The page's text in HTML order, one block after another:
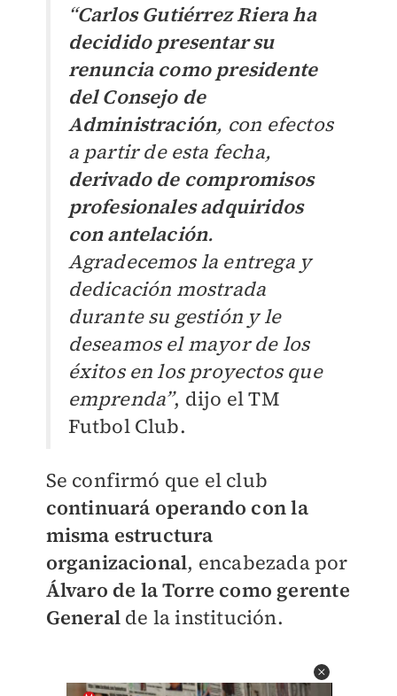
“Carlos Gutiérrez Riera ha
decidido presentar su
renuncia como presidente
del Consejo de
Administración, con efectos
a partir de esta fecha,
derivado de compromisos
profesionales adquiridos
con antelación.
Agradecemos la entrega y
dedicación mostrada
durante su gestión y le
deseamos el mayor de los
éxitos en los proyectos que
emprenda”, dijo el TM
Futbol Club.
Se confirmó que el club
continuará operando con la
misma estructura
organizacional, encabezada por
Álvaro de la Torre como gerente
Generalde la institución.